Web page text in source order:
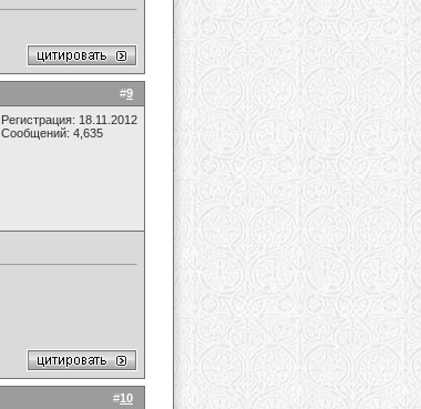
#9
Регистрация: 18.11.2012
Сообщений: 4,635
#10